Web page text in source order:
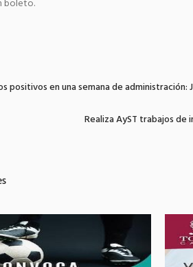
boleto.
positivos en una semana de administración:
Realiza AyST trabajos